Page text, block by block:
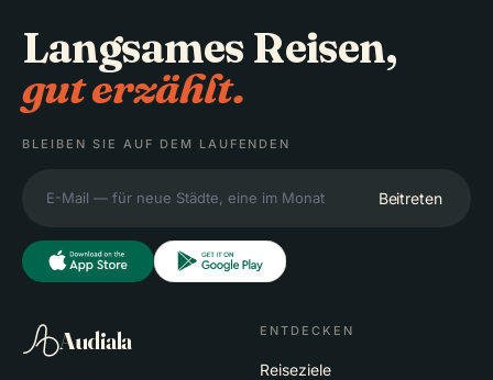
Langsames Reisen,
gut erzählt.
BLEIBEN SIE AUF DEM LAUFENDEN
Beitreten
Audiala ENTDECKEN
Reiseziele